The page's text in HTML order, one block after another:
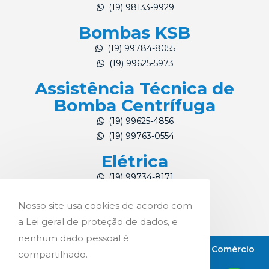
(19) 98133-9929
Bombas KSB
(19) 99784-8055
(19) 99625-5973
Assistência Técnica de
Bomba Centrífuga
(19) 99625-4856
(19) 99763-0554
Elétrica
(19) 99734-8171
Copyright © 2021 Pro-Int Representações e Comércio
Nosso site usa cookies de acordo com
a Lei geral de proteção de dados, e
nenhum dado pessoal é
compartilhado.